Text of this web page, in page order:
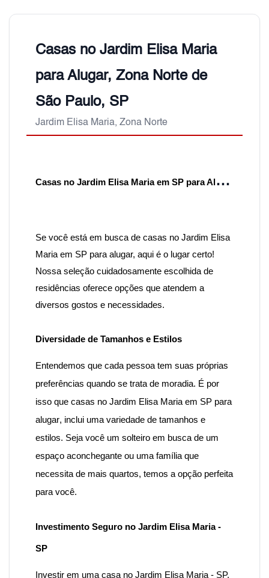
Casas no Jardim Elisa Maria
para Alugar, Zona Norte de
São Paulo, SP
Jardim Elisa Maria, Zona Norte
C
asas no Jardim Elisa Maria em SP para Alugar: Opções Incríveis para seu Novo Lar
Se você está em busca de casas no Jardim Elisa
Maria em SP para alugar, aqui é o lugar certo!
Nossa seleção cuidadosamente escolhida de
residências oferece opções que atendem a
diversos gostos e necessidades.
Diversidade de Tamanhos e Estilos
Entendemos que cada pessoa tem suas próprias
preferências quando se trata de moradia. É por
isso que casas no Jardim Elisa Maria em SP para
alugar, inclui uma variedade de tamanhos e
estilos. Seja você um solteiro em busca de um
espaço aconchegante ou uma família que
necessita de mais quartos, temos a opção perfeita
para você.
Investimento Seguro no Jardim Elisa Maria -
SP
Investir em uma casa no Jardim Elisa Maria - SP,